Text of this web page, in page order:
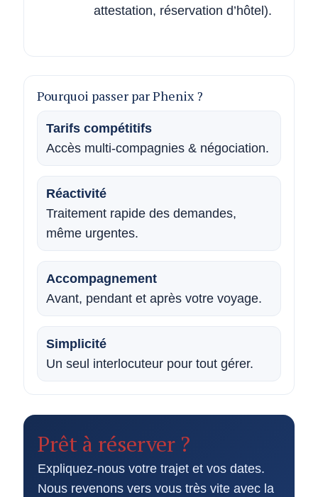
attestation, réservation d’hôtel).
Pourquoi passer par Phenix ?
Tarifs compétitifs
Accès multi-compagnies & négociation.
Réactivité
Traitement rapide des demandes,
même urgentes.
Accompagnement
Avant, pendant et après votre voyage.
Simplicité
Un seul interlocuteur pour tout gérer.
Prêt à réserver ?
Expliquez-nous votre trajet et vos dates.
Nous revenons vers vous très vite avec la